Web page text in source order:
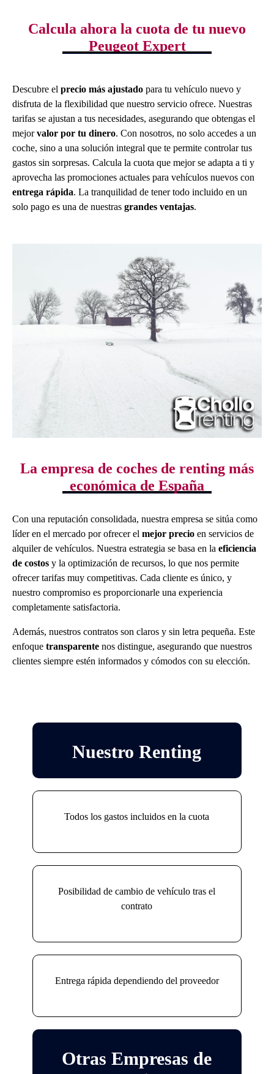
Calcula ahora la cuota de tu nuevo
Peugeot Expert
Descubre el precio más ajustado para tu vehículo nuevo y
disfruta de la flexibilidad que nuestro servicio ofrece. Nuestras
tarifas se ajustan a tus necesidades, asegurando que obtengas el
mejorvalor por tu dinero. Con nosotros, no solo accedes a un
coche, sino a una solución integral que te permite controlar tus
gastos sin sorpresas. Calcula la cuota que mejor se adapta a ti y
aprovecha las promociones actuales para vehículos nuevos con
entrega rápida. La tranquilidad de tener todo incluido en un
solo pago es una de nuestras grandes ventajas.
La empresa de coches de renting más
económica de España
Con una reputación consolidada, nuestra empresa se sitúa como
líder en el mercado por ofrecer el mejor precio en servicios de
alquiler de vehículos. Nuestra estrategia se basa en la eficiencia
de costos y la optimización de recursos, lo que nos permite
ofrecer tarifas muy competitivas. Cada cliente es único, y
nuestro compromiso es proporcionarle una experiencia
completamente satisfactoria.
Además, nuestros contratos son claros y sin letra pequeña. Este
enfoque transparente nos distingue, asegurando que nuestros
clientes siempre estén informados y cómodos con su elección.
Nuestro Renting
Otras Empresas de
Todos los gastos incluidos en la cuota
Posibilidad de cambio de vehículo tras el
contrato
Entrega rápida dependiendo del proveedor